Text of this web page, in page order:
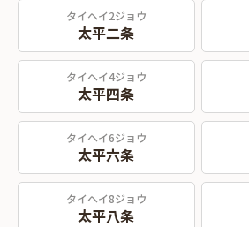
タイヘイ2ジョウ
太平二条
タイヘイ4ジョウ
太平四条
タイヘイ6ジョウ
太平六条
タイヘイ8ジョウ
太平八条